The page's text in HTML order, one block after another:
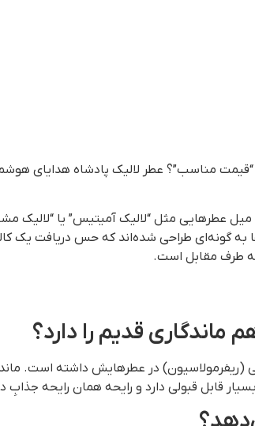
مناسب”؟ عطر لالیک پادشاه هدایای
در آلما آروما، شما می‌توانید با بودجه‌ای اقتصادی، حجم‌های ۳۰ یا ۵۰ میل
گونه‌ای طراحی شده‌اند که حس دریافت یک
به طرف مقابل است.
قابل قبولی دارد و رایحه همان رایحه